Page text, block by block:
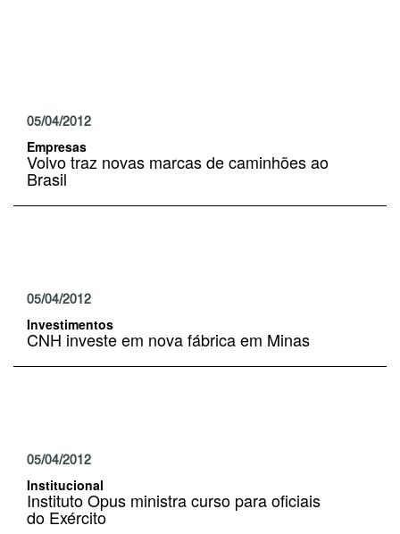
05/04/2012
Empresas
Volvo traz novas marcas de caminhões ao
Brasil
05/04/2012
Investimentos
CNH investe em nova fábrica em Minas
05/04/2012
Institucional
Instituto Opus ministra curso para oficiais
do Exército